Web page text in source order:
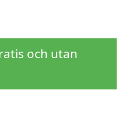
och utan